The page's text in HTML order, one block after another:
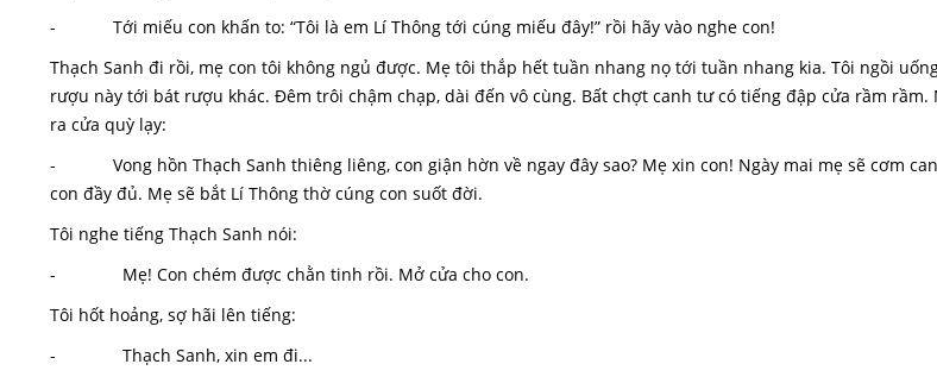
- Tới miếu con khấn to: “Tôi là em Lí Thông tới cúng miếu đây!” rồi hãy vào nghe con!
Thạch Sanh đi rồi, mẹ con tôi không ngủ được. Mẹ tôi thắp hết tuần nhang nọ tới tuần nhang kia. Tôi ngồi
rượu này tới bát rượu khác. Đêm trôi chậm chạp, dài đến vô cùng. Bất chợt canh tư có tiếng đập cửa rầm rầm.
ra cửa quỳ lạy:
- Vong hồn Thạch Sanh thiêng liêng, con giận hờn về ngay đây sao? Mẹ xin con! Ngày mai mẹ sẽ cơm
con đầy đủ. Mẹ sẽ bắt Lí Thông thờ cúng con suốt đời.
Tôi nghe tiếng Thạch Sanh nói:
- Mẹ! Con chém được chằn tinh rồi. Mở cửa cho con.
Tôi hốt hoảng, sợ hãi lên tiếng:
- Thạch Sanh, xin em đi...